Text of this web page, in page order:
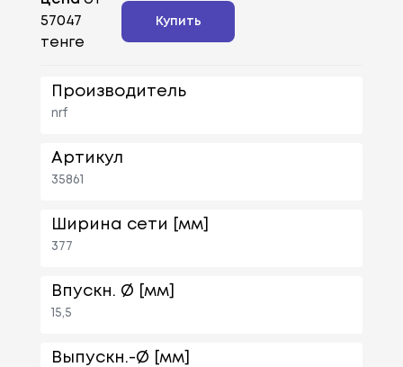
57047
тенге
Купить
Производитель
nrf
Артикул
35861
Ширина сети [мм]
377
Впускн. Ø [мм]
15,5
Выпускн.-Ø [мм]